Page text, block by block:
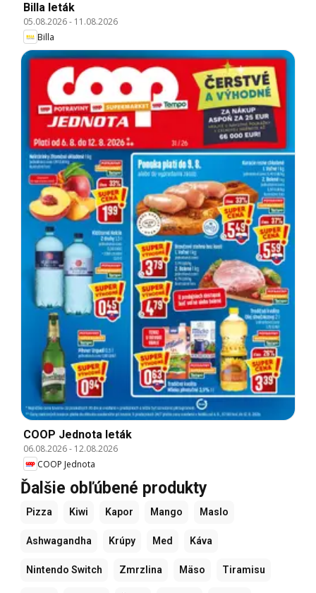
Billa leták
05.08.2026- 11.08.2026
Billa
COOP Jednota leták
06.08.2026- 12.08.2026
COOP Jednota
Ďalšie obľúbené produkty
Pizza Kiwi Kapor Mango Maslo
Ashwagandha Krúpy Med Káva
Nintendo Switch Zmrzlina Mäso Tiramisu